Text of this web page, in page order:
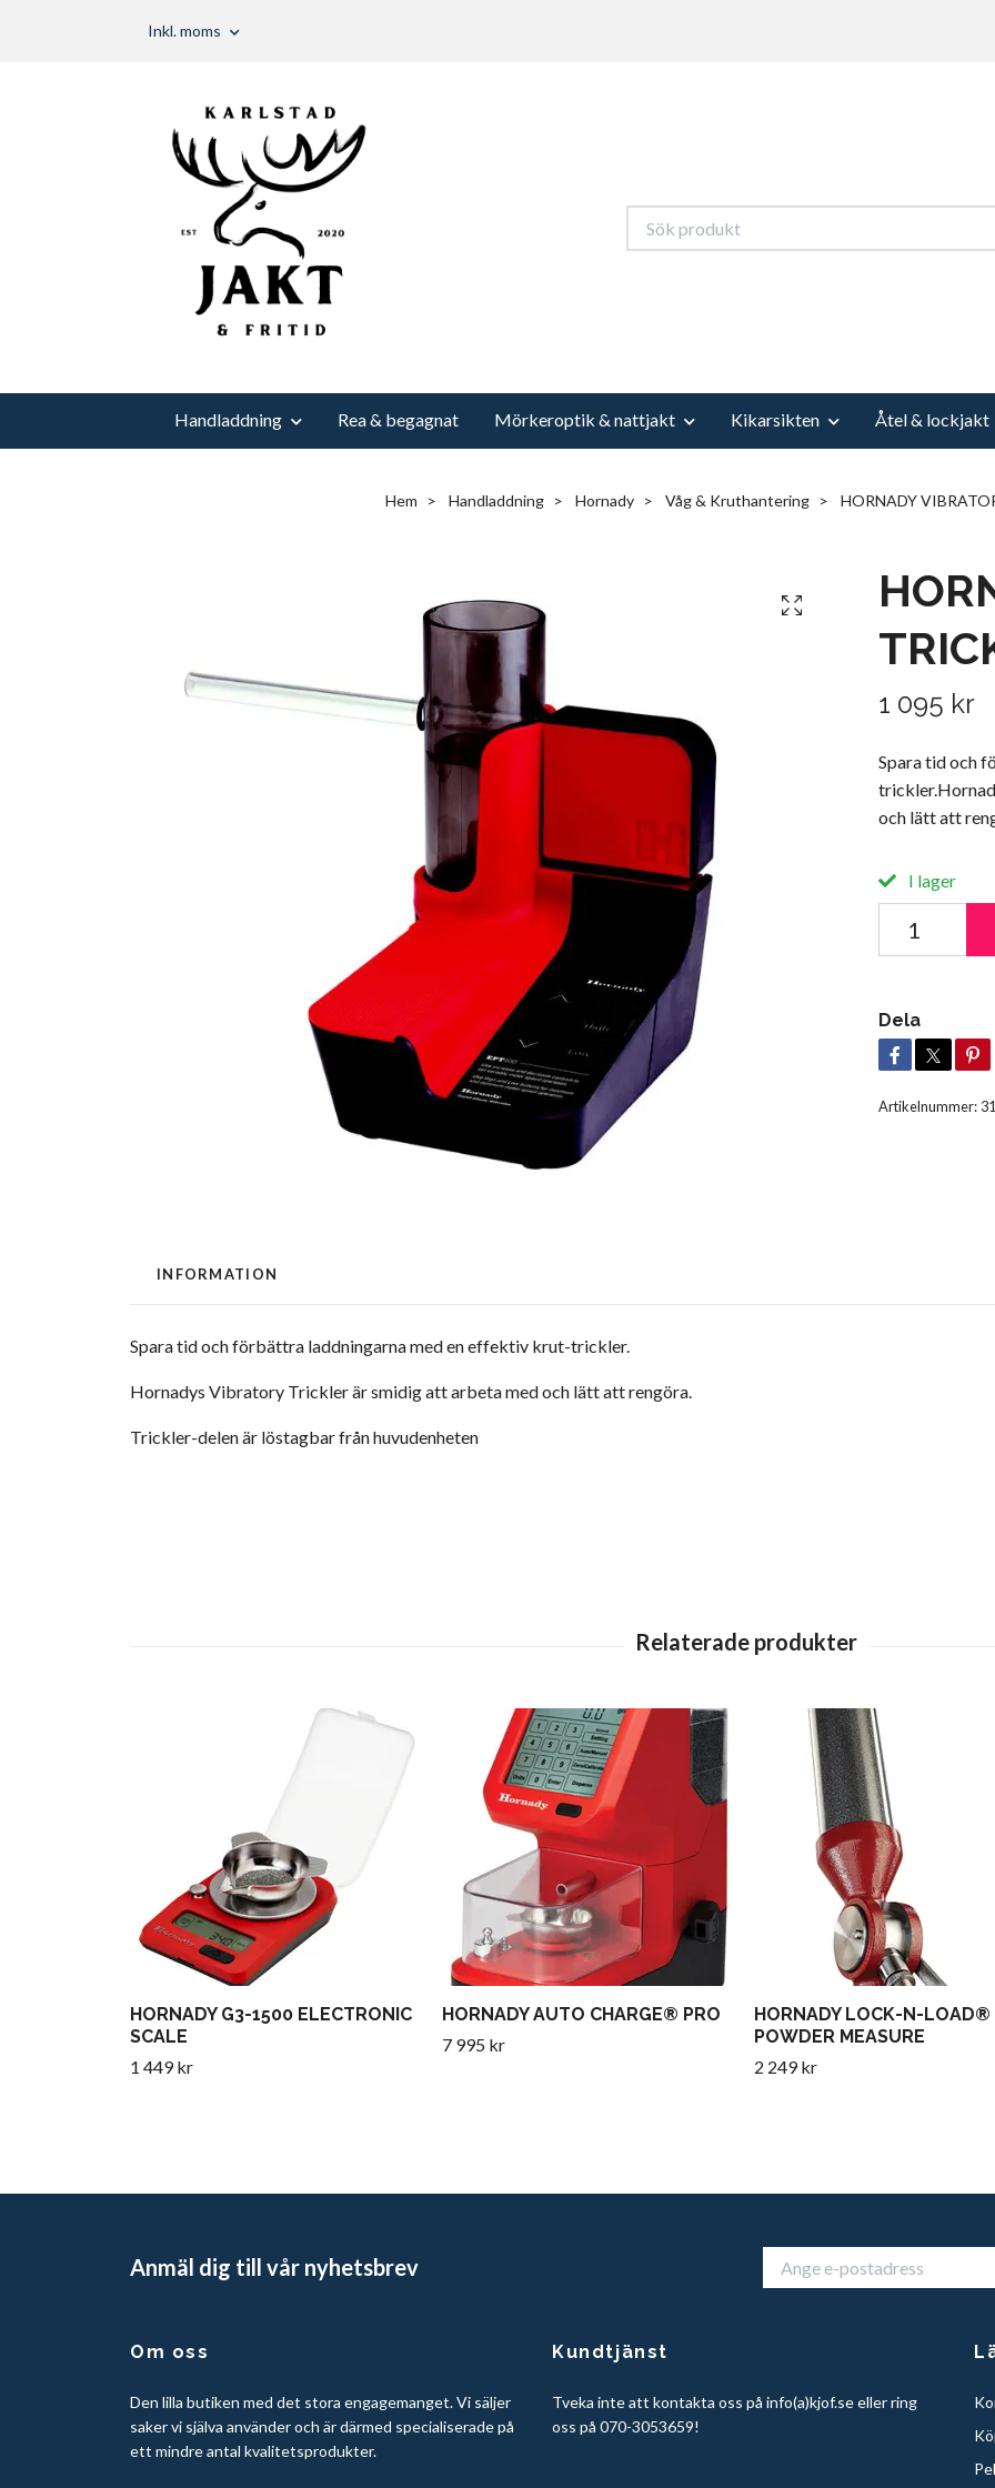
Inkl. moms
Handladdning Rea & begagnat Mörkeroptik & nattjakt Kikarsikten Åtel & lockjakt
Hem Handladdning Hornady Våg & Kruthantering HORNADY
1 095 kr
Spara tid och
och lätt att
I lager
Dela
Artikelnummer:
INFORMATION
Spara tid och förbättra laddningarna med en effektiv krut-trickler.
Hornadys Vibratory Trickler är smidig att arbeta med och lätt att rengöra.
Trickler-delen är löstagbar från huvudenheten
HORNADY G3-1500 ELECTRONIC
SCALE
1 449 kr
HORNADY AUTO CHARGE® PRO
7 995 kr
HORNADY LOCK-N-LOAD®
POWDER MEASURE
2 249 kr
Anmäl dig till vår nyhetsbrev
Om oss
Den lilla butiken med det stora engagemanget. Vi säljer
saker vi själva använder och är därmed specialiserade på
ett mindre antal kvalitetsprodukter.
Kundtjänst
Tveka inte att kontakta oss på info(a)kjof.se eller ring
oss på 070-3053659!